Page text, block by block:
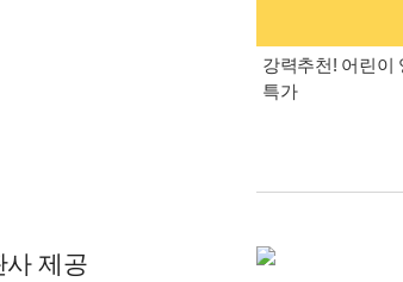
강력추천! 어린이
특가
사 제공